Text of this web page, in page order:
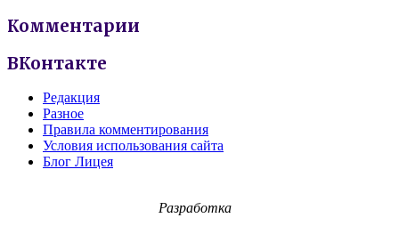
Комментарии
ВКонтакте
Редакция
Разное
Правила комментирования
Условия использования сайта
Блог Лицея
Разработка